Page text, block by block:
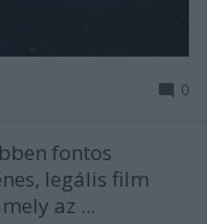
0
fontos
legális film
az ...